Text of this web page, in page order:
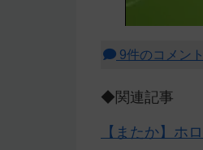
9件のコメン
◆関連記事
【またか】ホ